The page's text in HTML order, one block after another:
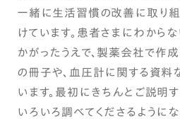
一緒に生活習慣の改善に取り
けています。患者さまにわから
かがったうえで、製薬会社で作
の冊子や、血圧計に関する資料
います。最初にきちんとご説明
いろいろ調べてくださるように